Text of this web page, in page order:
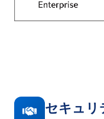
セキュリ